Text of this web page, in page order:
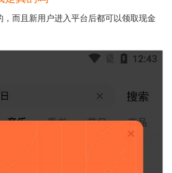
而且新用户进入平台后都可以领取现金